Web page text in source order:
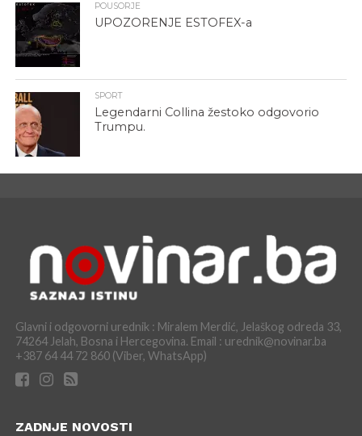
POUSORJE
UPOZORENJE ESTOFEX-a
SPORT
Legendarni Collina žestoko odgovorio
Trumpu.
Glavni i odgovorni urednik : Miralem Merdić, Jelaškog odreda 33,
74264 Jelah, Bosna i Hercegovina. Email : urednik@novinar.ba
+387 64 44 72 860 (Viber, WhatsApp)
ZADNJE NOVOSTI